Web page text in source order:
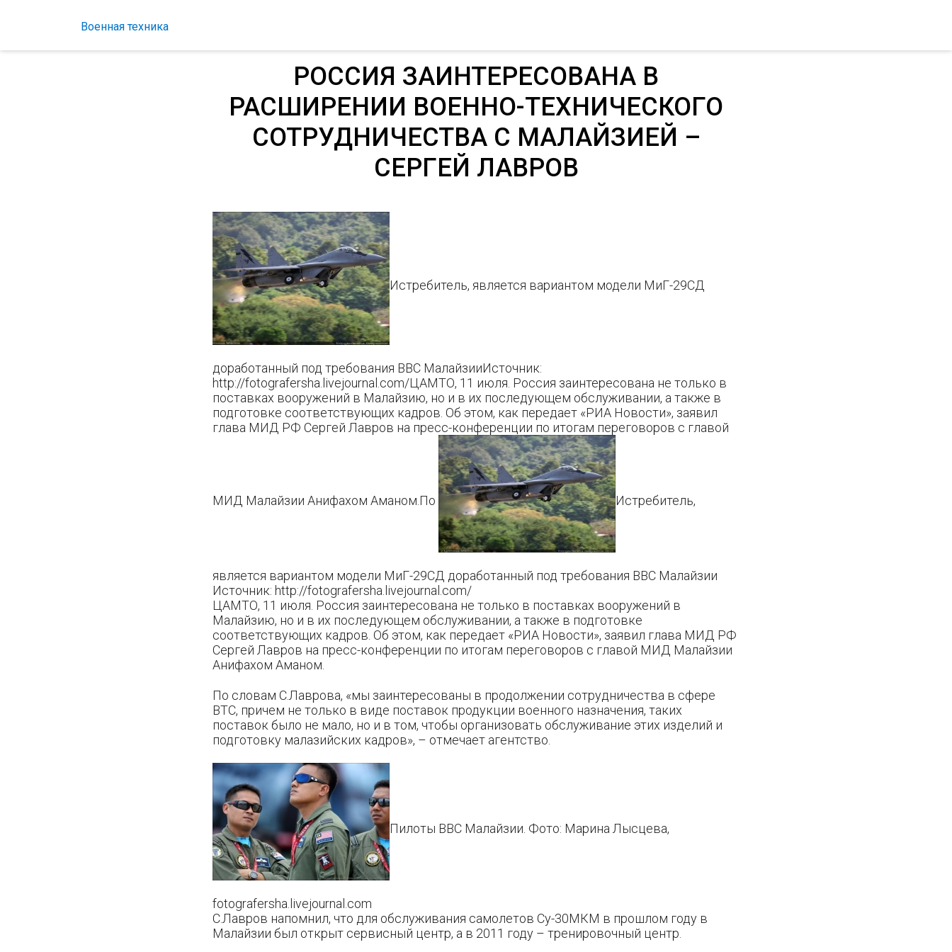
Военная техника
РОССИЯ ЗАИНТЕРЕСОВАНА В
РАСШИРЕНИИ ВОЕННО-ТЕХНИЧЕСКОГО
СОТРУДНИЧЕСТВА С МАЛАЙЗИЕЙ –
СЕРГЕЙ ЛАВРОВ
Истребитель, является вариантом модели МиГ-29СД
доработанный под требования ВВС МалайзииИсточник:
http://fotografersha.livejournal.com/ЦАМТО, 11 июля. Россия заинтересована не только в
поставках вооружений в Малайзию, но и в их последующем обслуживании, а также в
подготовке соответствующих кадров. Об этом, как передает «РИА Новости», заявил
глава МИД РФ Сергей Лавров на пресс-конференции по итогам переговоров с главой
МИД Малайзии Анифахом Аманом.По Истребитель,
является вариантом модели МиГ-29СД доработанный под требования ВВС Малайзии
Источник: http://fotografersha.livejournal.com/
ЦАМТО, 11 июля. Россия заинтересована не только в поставках вооружений в
Малайзию, но и в их последующем обслуживании, а также в подготовке
соответствующих кадров. Об этом, как передает «РИА Новости», заявил глава МИД РФ
Сергей Лавров на пресс-конференции по итогам переговоров с главой МИД Малайзии
Анифахом Аманом.
По словам С.Лаврова, «мы заинтересованы в продолжении сотрудничества в сфере
ВТС, причем не только в виде поставок продукции военного назначения, таких
поставок было не мало, но и в том, чтобы организовать обслуживание этих изделий и
подготовку малазийских кадров», – отмечает агентство.
Пилоты ВВС Малайзии. Фото: Марина Лысцева,
fotografersha.livejournal.com
С.Лавров напомнил, что для обслуживания самолетов Су-30МКМ в прошлом году в
Малайзии был открыт сервисный центр, а в 2011 году – тренировочный центр.